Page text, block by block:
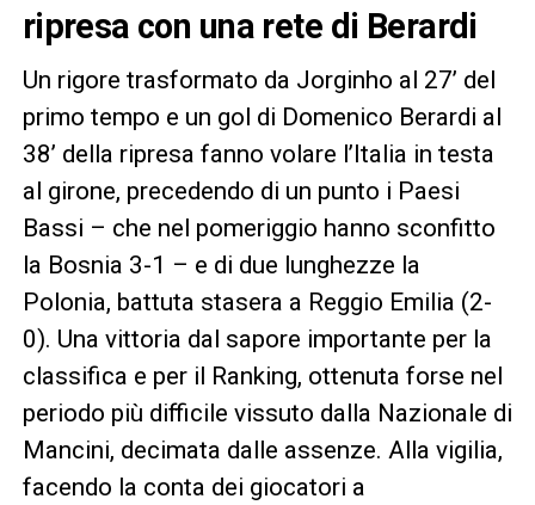
ripresa con una rete di Berardi
Un rigore trasformato da Jorginho al 27’ del
primo tempo e un gol di Domenico Berardi al
38’ della ripresa fanno volare l’Italia in testa
al girone, precedendo di un punto i Paesi
Bassi – che nel pomeriggio hanno sconfitto
la Bosnia 3-1 – e di due lunghezze la
Polonia, battuta stasera a Reggio Emilia (2-
0). Una vittoria dal sapore importante per la
classifica e per il Ranking, ottenuta forse nel
periodo più difficile vissuto dalla Nazionale di
Mancini, decimata dalle assenze. Alla vigilia,
facendo la conta dei giocatori a